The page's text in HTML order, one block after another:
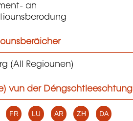
an
(All Regiounen)
vun der Déngschtleeschtung
FR LU AR ZH DA